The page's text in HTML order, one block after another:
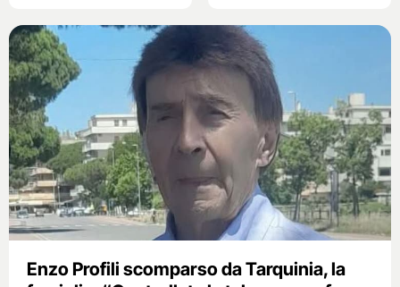
Enzo Profili scomparso da Tarquinia, la